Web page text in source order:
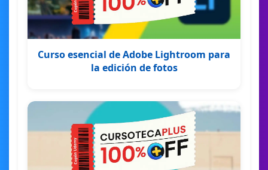
Curso esencial de Adobe Lightroom para
la edición de fotos